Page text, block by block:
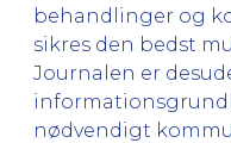
behandlinger og
sikres den bedst
Journalen er
nødvendigt